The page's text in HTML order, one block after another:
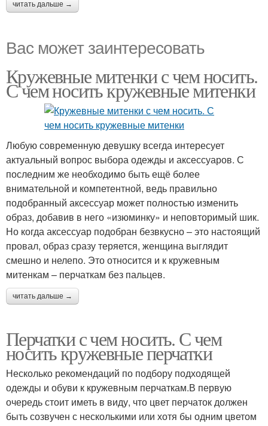
читать дальше →
Вас может заинтересовать
Кружевные митенки с чем носить.
С чем носить кружевные митенки
Любую современную девушку всегда интересует
актуальный вопрос выбора одежды и аксессуаров. С
последним же необходимо быть ещё более
внимательной и компетентной, ведь правильно
подобранный аксессуар может полностью изменить
образ, добавив в него «изюминку» и неповторимый шик.
Но когда аксессуар подобран безвкусно – это настоящий
провал, образ сразу теряется, женщина выглядит
смешно и нелепо. Это относится и к кружевным
митенкам – перчаткам без пальцев.
читать дальше →
Перчатки с чем носить. С чем
носить кружевные перчатки
Несколько рекомендаций по подбору подходящей
одежды и обуви к кружевным перчаткам.В первую
очередь стоит иметь в виду, что цвет перчаток должен
быть созвучен с несколькими или хотя бы одним цветом